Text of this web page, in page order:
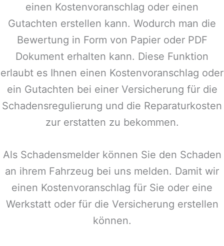
einen Kostenvoranschlag oder einen
Gutachten erstellen kann. Wodurch man die
Bewertung in Form von Papier oder PDF
Dokument erhalten kann. Diese Funktion
erlaubt es Ihnen einen Kostenvoranschlag oder
ein Gutachten bei einer Versicherung für die
Schadensregulierung und die Reparaturkosten
zur erstatten zu bekommen.
Als Schadensmelder können Sie den Schaden
an ihrem Fahrzeug bei uns melden. Damit wir
einen Kostenvoranschlag für Sie oder eine
Werkstatt oder für die Versicherung erstellen
können.